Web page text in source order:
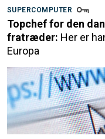
SUPERCOMPUTER
Topchef for den
fratræder: Her er
Europa